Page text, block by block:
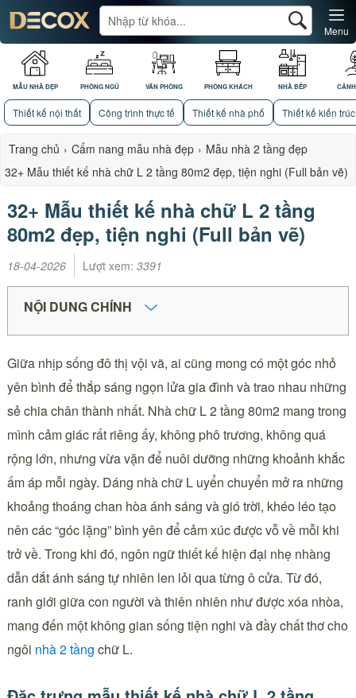
MẪU NHÀ ĐẸP PHÒNG NGỦ VĂN PHÒNG PHÒNG KHÁCH NHÀ BẾP
Menu
Thiết kế nội thất Công trình thực tế Thiết kế nhà phố Thiết kế kiến trúc
Trang chủ › Cẩm nang mẫu nhà đẹp › Mẫu nhà 2 tầng đẹp
32+ Mẫu thiết kế nhà chữ L 2 tầng 80m2 đẹp, tiện nghi (Full bản vẽ)
32+ Mẫu thiết kế nhà chữ L 2 tầng
80m2 đẹp, tiện nghi (Full bản vẽ)
18-04-2026 Lượt xem: 3391
NỘI DUNG CHÍNH
Giữa nhịp sống đô thị vội vã, ai cũng mong có một góc nhỏ
yên bình để thắp sáng ngọn lửa gia đình và trao nhau những
sẻ chia chân thành nhất. Nhà chữ L 2 tầng 80m2 mang trong
mình cảm giác rất riêng ấy, không phô trương, không quá
rộng lớn, nhưng vừa vặn để nuôi dưỡng những khoảnh khắc
ấm áp mỗi ngày. Dáng nhà chữ L uyển chuyển mở ra những
khoảng thoáng chan hòa ánh sáng và gió trời, khéo léo tạo
nên các “góc lặng” bình yên để cảm xúc được vỗ về mỗi khi
trở về. Trong khi đó, ngôn ngữ thiết kế hiện đại nhẹ nhàng
dẫn dắt ánh sáng tự nhiên len lỏi qua từng ô cửa. Từ đó,
ranh giới giữa con người và thiên nhiên như được xóa nhòa,
mang đến một không gian sống tiện nghi và đầy chất thơ cho
ngôi nhà 2 tầng chữ L.